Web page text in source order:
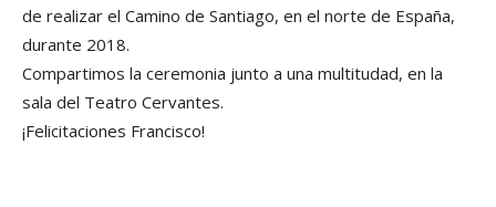
de realizar el Camino de Santiago, en el norte de España,
durante 2018.
Compartimos la ceremonia junto a una multitudad, en la
sala del Teatro Cervantes.
¡Felicitaciones Francisco!